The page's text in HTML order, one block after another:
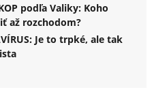
podľa Valiky: Koho
až rozchodom?
Je to trpké, ale tak